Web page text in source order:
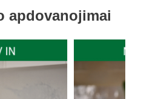
apdovanojimai